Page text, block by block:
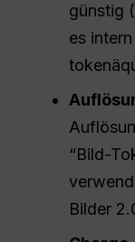
günstig
es
“Bild-
Bilder